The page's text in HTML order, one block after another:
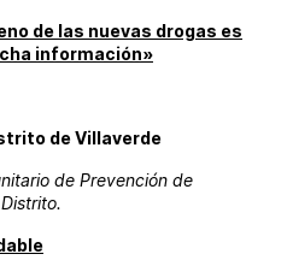
de las nuevas drogas es
información»
de Villaverde
de Prevención de